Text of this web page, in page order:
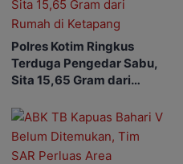
Polres Kotim Ringkus
Terduga Pengedar Sabu,
Sita 15,65 Gram dari